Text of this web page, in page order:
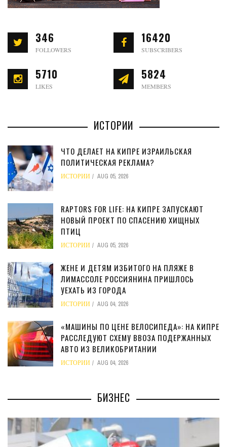
346
FOLLOWERS
16420
SUBSCRIBERS
5710
LIKES
5824
MEMBERS
ИСТОРИИ
ЧТО ДЕЛАЕТ НА КИПРЕ ИЗРАИЛЬСКАЯ
ПОЛИТИЧЕСКАЯ РЕКЛАМА?
ИСТОРИИ AUG 05, 2026
RAPTORS FOR LIFE: НА КИПРЕ ЗАПУСКАЮТ
НОВЫЙ ПРОЕКТ ПО СПАСЕНИЮ ХИЩНЫХ
ПТИЦ
ИСТОРИИ AUG 05, 2026
ЖЕНЕ И ДЕТЯМ ИЗБИТОГО НА ПЛЯЖЕ В
ЛИМАССОЛЕ РОССИЯНИНА ПРИШЛОСЬ
УЕХАТЬ ИЗ ГОРОДА
ИСТОРИИ AUG 04, 2026
«МАШИНЫ ПО ЦЕНЕ ВЕЛОСИПЕДА»: НА КИПРЕ
РАССЛЕДУЮТ СХЕМУ ВВОЗА ПОДЕРЖАННЫХ
АВТО ИЗ ВЕЛИКОБРИТАНИИ
ИСТОРИИ AUG 04, 2026
БИЗНЕС